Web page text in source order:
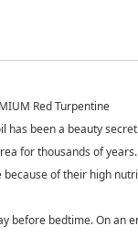
Red Turpentine
has been a beauty
for thousands of
of their high
before bedtime. On an